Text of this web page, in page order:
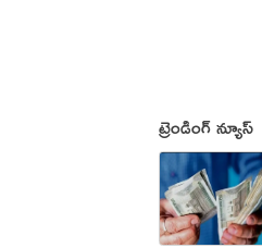
ట్రెండింగ్ న్యూస్